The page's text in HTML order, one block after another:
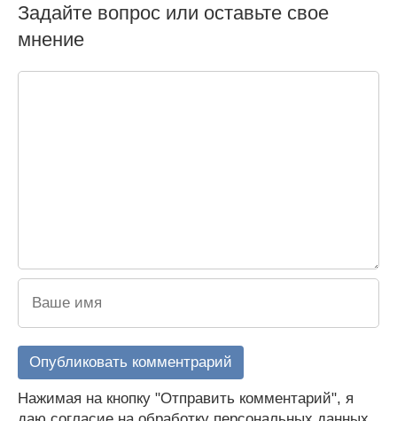
Задайте вопрос или оставьте свое
мнение
Нажимая на кнопку "Отправить комментарий", я